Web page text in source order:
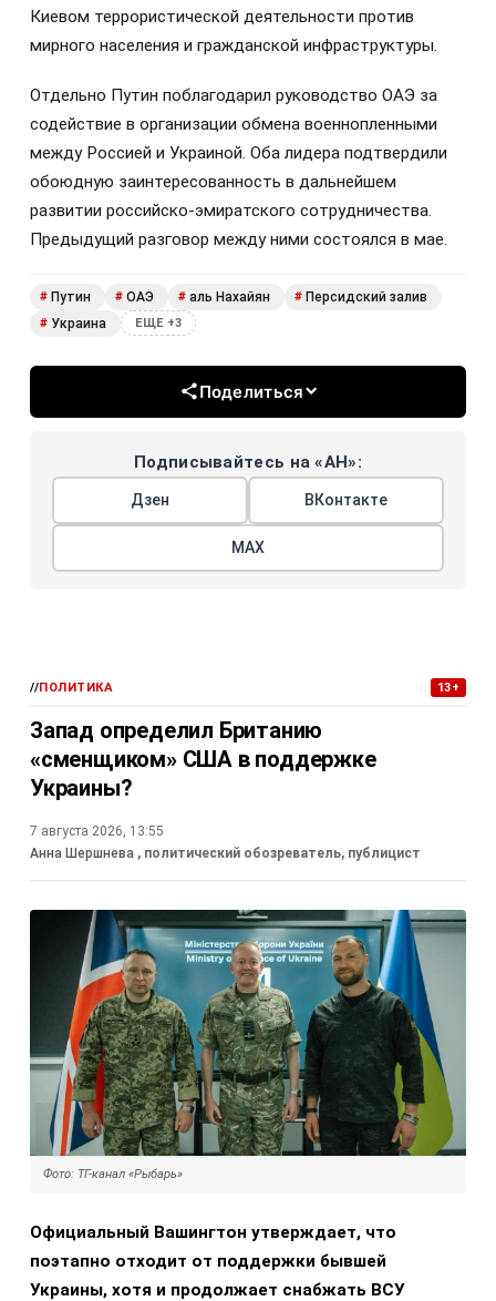
Киевом террористической деятельности против
мирного населения и гражданской инфраструктуры.
Отдельно Путин поблагодарил руководство ОАЭ за
содействие в организации обмена военнопленными
между Россией и Украиной. Оба лидера подтвердили
обоюдную заинтересованность в дальнейшем
развитии российско-эмиратского сотрудничества.
Предыдущий разговор между ними состоялся в мае.
# Путин # ОАЭ # аль Нахайян # Персидский залив
# Украина ЕЩЕ +3
Поделиться
Подписывайтесь на «АН»:
Дзен ВКонтакте
МАХ
//ПОЛИТИКА 13+
Запад определил Британию
«сменщиком» США в поддержке
Украины?
7 августа 2026, 13:55
Анна Шершнева , политический обозреватель, публицист
Фото: ТГ-канал «Рыбарь»
Официальный Вашингтон утверждает, что
поэтапно отходит от поддержки бывшей
Украины, хотя и продолжает снабжать ВСУ